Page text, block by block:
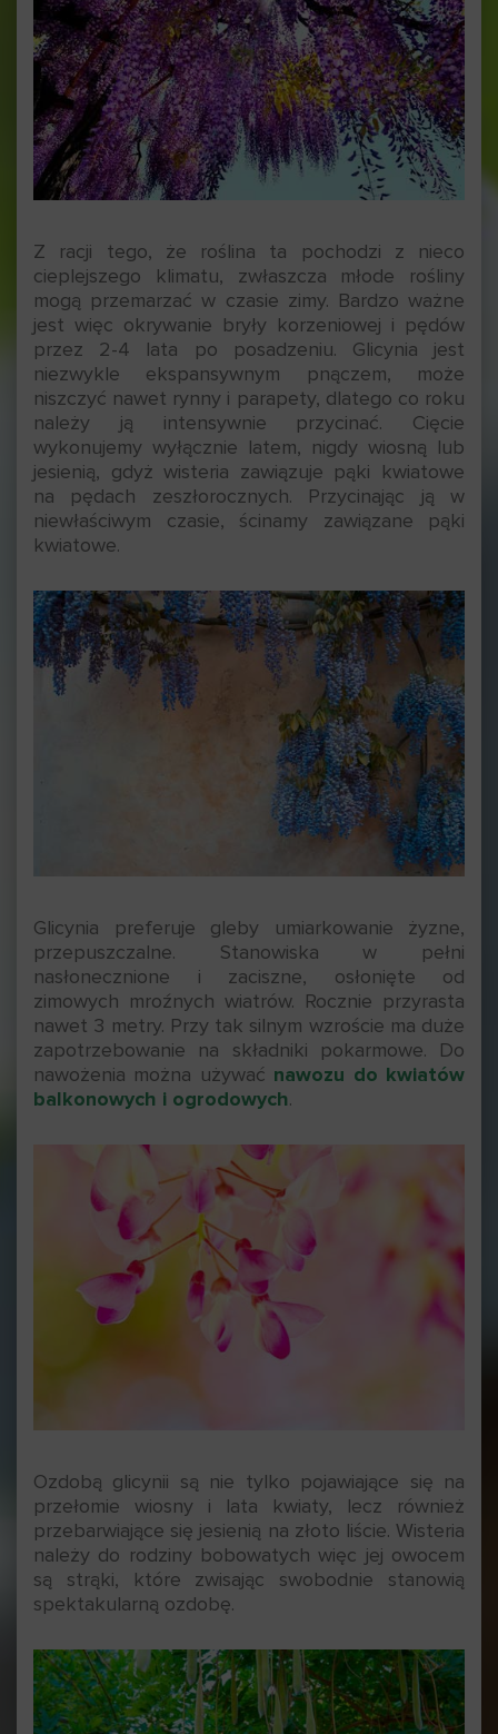
Z racji tego, że roślina ta pochodzi z nieco
cieplejszego klimatu, zwłaszcza młode rośliny
mogą przemarzać w czasie zimy. Bardzo ważne
jest więc okrywanie bryły korzeniowej i pędów
przez 2-4 lata po posadzeniu. Glicynia jest
niezwykle ekspansywnym pnączem, może
niszczyć nawet rynny i parapety, dlatego co roku
należy ją intensywnie przycinać. Cięcie
wykonujemy wyłącznie latem, nigdy wiosną lub
jesienią, gdyż wisteria zawiązuje pąki kwiatowe
na pędach zeszłorocznych. Przycinając ją w
niewłaściwym czasie, ścinamy zawiązane pąki
kwiatowe.
Glicynia preferuje gleby umiarkowanie żyzne,
przepuszczalne. Stanowiska w pełni
nasłonecznione i zaciszne, osłonięte od
zimowych mroźnych wiatrów. Rocznie przyrasta
nawet 3 metry. Przy tak silnym wzroście ma duże
zapotrzebowanie na składniki pokarmowe. Do
nawożenia można używać nawozu do kwiatów
balkonowych i ogrodowych.
Ozdobą glicynii są nie tylko pojawiające się na
przełomie wiosny i lata kwiaty, lecz również
przebarwiające się jesienią na złoto liście. Wisteria
należy do rodziny bobowatych więc jej owocem
są strąki, które zwisając swobodnie stanowią
spektakularną ozdobę.